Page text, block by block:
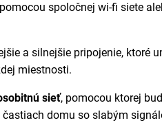
spoločnej wi-fi siete
a silnejšie pripojenie, ktoré
miestnosti.
sieť, pomocou ktorej bud
domu so slabým